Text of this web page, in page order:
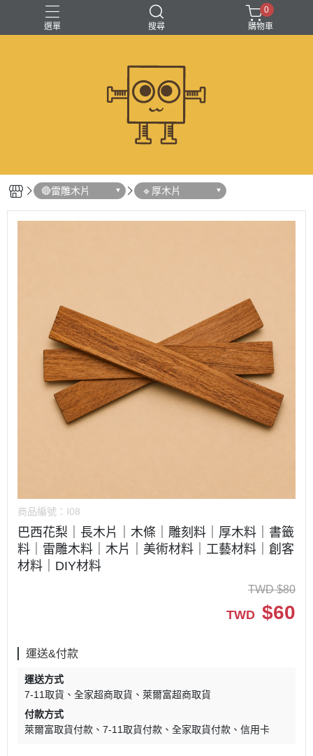
選單 搜尋
0
購物車
🔴雷雕木片 🔹厚木片
商品編號： I08
巴西花梨｜長木片｜木條｜雕刻料｜厚木料｜書籤
料｜雷雕木料｜木片｜美術材料｜工藝材料｜創客
材料｜DIY材料
TWD $80
TWD $60
運送&付款
運送方式
7-11取貨
全家超商取貨
萊爾富超商取貨
付款方式
萊爾富取貨付款
7-11取貨付款 全家取貨付款 信用卡